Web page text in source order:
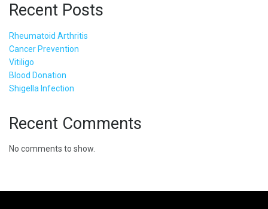
Recent Posts
Rheumatoid Arthritis
Cancer Prevention
Vitiligo
Blood Donation
Shigella Infection
Recent Comments
No comments to show.